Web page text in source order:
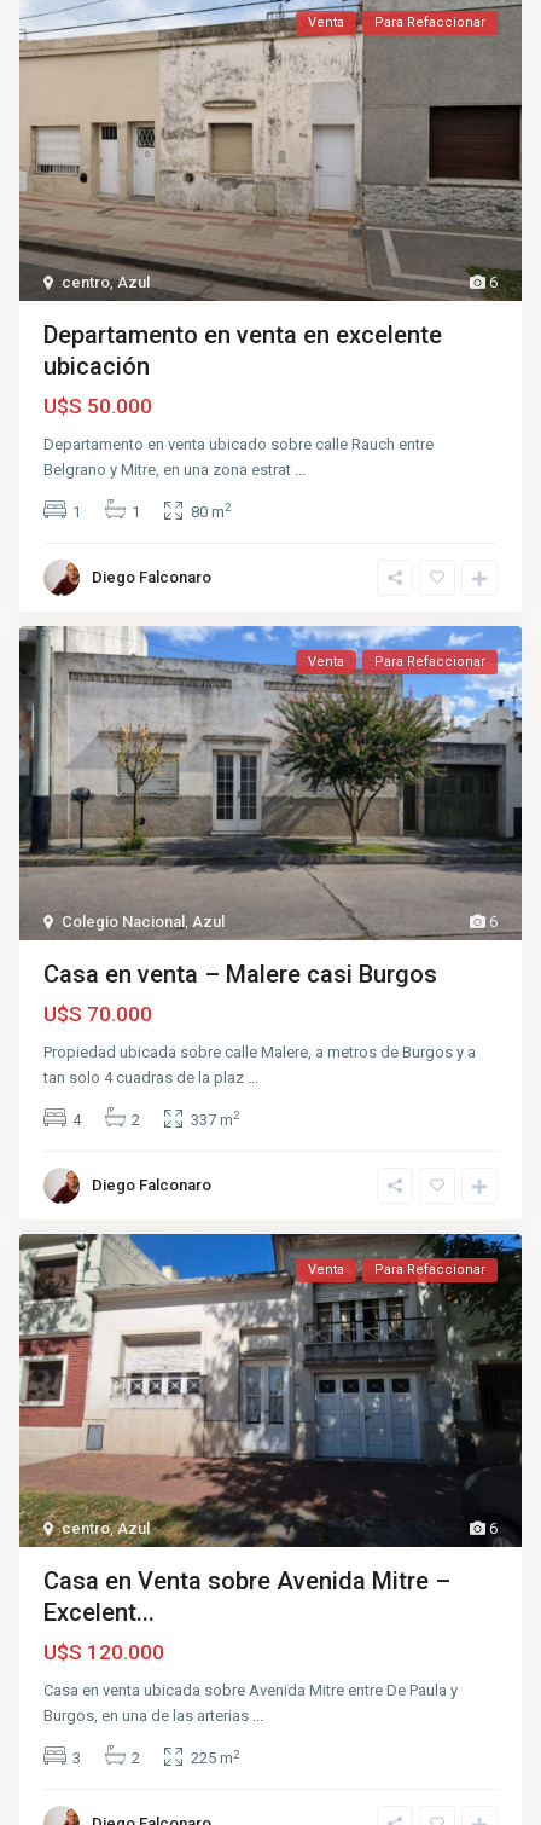
6
centro,Azul
Venta Para Refaccionar
Departamento en venta en excelente
ubicación
U$S 50.000
Departamento en venta ubicado sobre calle Rauch entre
Belgrano y Mitre, en una zona estrat
1 1 80 m2
Diego Falconaro
6
Colegio Nacional Azul
Venta Para Refaccionar
Casa en venta – Malere casi Burgos
U$S 70.000
Propiedad ubicada sobre calle Malere, a metros de Burgos y a
tan solo 4 cuadras de la plaz
4 2 337 m2
Diego Falconaro
6
centro,Azul
Venta Para Refaccionar
Casa en Venta sobre Avenida Mitre –
Excelent...
U$S 120.000
Casa en venta ubicada sobre Avenida Mitre entre De Paula y
Burgos, en una de las arterias ...
3 2 225 m2